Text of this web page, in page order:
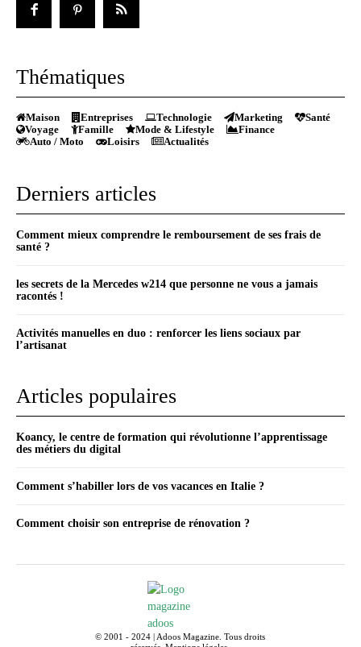
Thématiques
Maison Entreprises Technologie Marketing
Santé
Voyage
Famille Mode & Lifestyle
Finance
Auto / Moto
Loisirs Actualités
Derniers articles
Comment mieux comprendre le remboursement de ses frais de
santé ?
les secrets de la Mercedes w214 que personne ne vous a jamais
racontés !
Activités manuelles en duo : renforcer les liens sociaux par
l’artisanat
Articles populaires
Koancy, le centre de formation qui révolutionne l’apprentissage
des métiers du digital
Comment s’habiller lors de vos vacances en Italie ?
Comment choisir son entreprise de rénovation ?
© 2001 - 2024 | Adoos Magazine. Tous droits